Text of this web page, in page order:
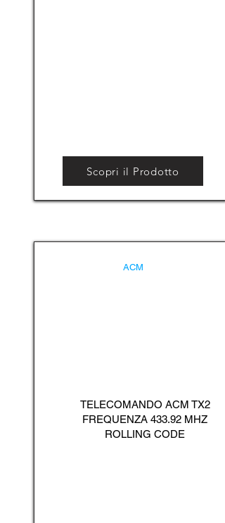
Scopri il Prodotto
ACM
TELECOMANDO ACM TX2
FREQUENZA 433.92 MHZ
ROLLING CODE